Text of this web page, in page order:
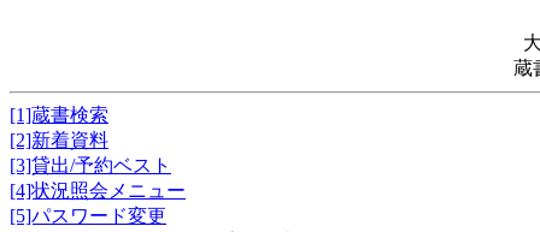
蔵
[1]蔵書検索
[2]新着資料
[3]貸出/予約ベスト
[4]状況照会メニュー
[5]パスワード変更